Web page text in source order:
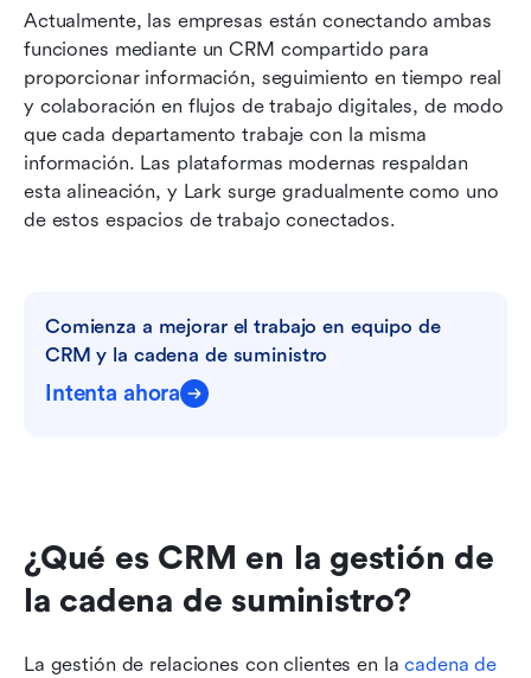
Actualmente, las empresas están conectando ambas
funciones mediante un CRM compartido para
proporcionar información, seguimiento en tiempo real
y colaboración en flujos de trabajo digitales, de modo
que cada departamento trabaje con la misma
información. Las plataformas modernas respaldan
esta alineación, y Lark surge gradualmente como uno
de estos espacios de trabajo conectados.
Comienza a mejorar el trabajo en equipo de
CRM y la cadena de suministro
Intenta ahora
¿Qué es CRM en la gestión de
la cadena de suministro?
La gestión de relaciones con clientes en la cadena de
Preguntas frecuentes
Lecturas relacionadas